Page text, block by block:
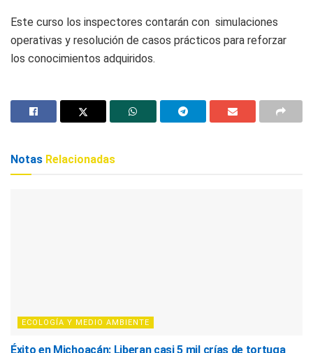
Este curso los inspectores contarán con simulaciones
operativas y resolución de casos prácticos para reforzar
los conocimientos adquiridos.
Notas Relacionadas
ECOLOGÍA Y MEDIO AMBIENTE
Éxito en Michoacán: Liberan casi 5 mil crías de tortuga